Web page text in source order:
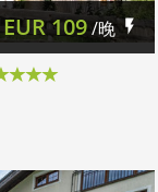
EUR109/晚